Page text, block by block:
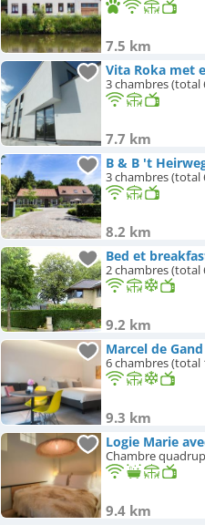
7.5 km
Vita Roka met
3 chambres (total
7.7 km
B & B 't
3 chambres (total
8.2 km
Bed et
2 chambres (total
9.2 km
Marcel de
6 chambres (total
9.3 km
Logie Marie
Chambre
9.4 km